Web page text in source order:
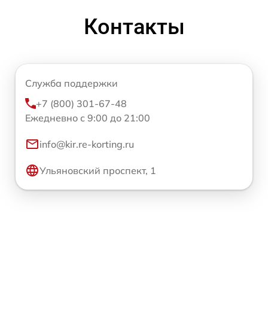
Контакты
Служба поддержки
+7 (800) 301-67-48
Ежедневно с 9:00 до 21:00
info@kir.re-korting.ru
Ульяновский проспект, 1